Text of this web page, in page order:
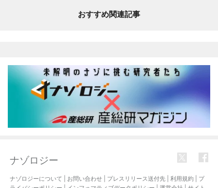
おすすめ関連記事
ナゾロジー
ナゾロジーについて お問い合わせ プレスリリース送付先 利用規約
プ